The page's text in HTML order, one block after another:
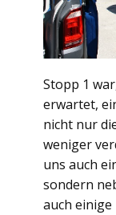
Stopp 1
erwartet,
nicht nur
weniger
uns auch
sondern
auch